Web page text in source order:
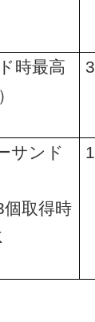
時最高
サンド
個取得時